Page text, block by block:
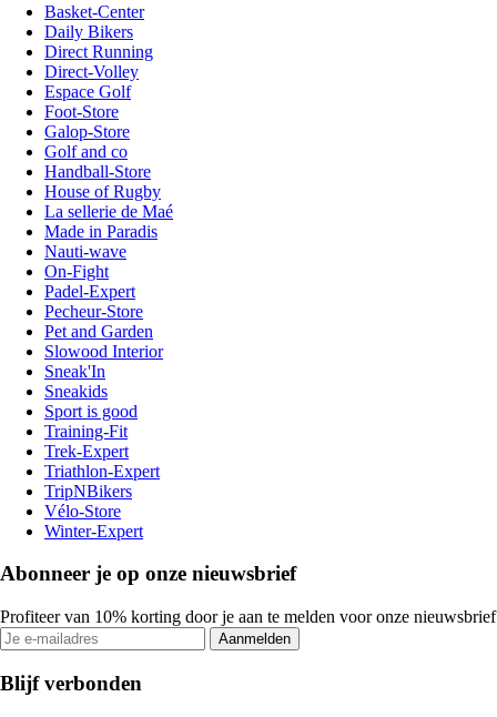
Basket-Center
Daily Bikers
Direct Running
Direct-Volley
Espace Golf
Foot-Store
Galop-Store
Golf and co
Handball-Store
House of Rugby
La sellerie de Maé
Made in Paradis
Nauti-wave
On-Fight
Padel-Expert
Pecheur-Store
Pet and Garden
Slowood Interior
Sneak'In
Sneakids
Sport is good
Training-Fit
Trek-Expert
Triathlon-Expert
TripNBikers
Vélo-Store
Winter-Expert
Abonneer je op onze nieuwsbrief
Profiteer van 10% korting door je aan te melden voor onze nieuwsbrief
Aanmelden
Blijf verbonden